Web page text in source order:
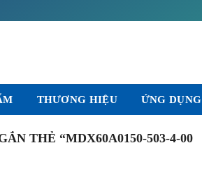
THƯƠNG HIỆU ỨNG DỤNG
THẺ “MDX60A0150-503-4-00